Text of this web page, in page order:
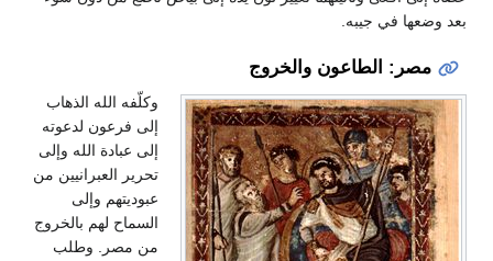
بعد وضعها في جيبه.
مصر: الطاعون والخروج
وكلّفه الله الذهاب
إلى فرعون لدعوته
إلى عبادة الله وإلى
تحرير العبرانيين من
عبوديتهم وإلى
السماح لهم بالخروج
من مصر. وطلب